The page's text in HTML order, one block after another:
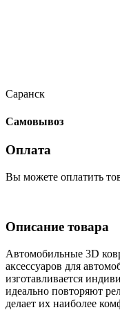
Саранск
Самовывоз
Оплата
Вы можете оплатить
Описание товара
Автомобильные 3D
аксессуаров для
изготавливается
идеально повторяют
делает их наиболее